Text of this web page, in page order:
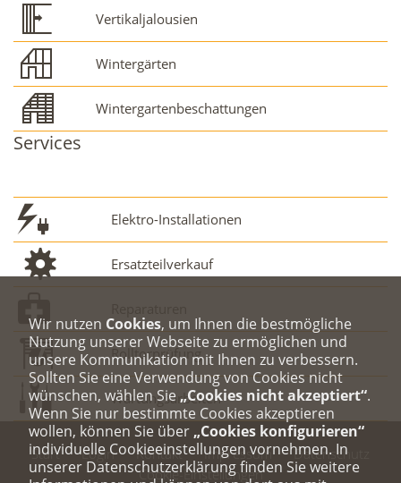
Vertikaljalousien
Wintergärten
Wintergartenbeschattungen
Services
Elektro-Installationen
Ersatzteilverkauf
Rolltorprüfung
Wartungsarbeiten
Start Login Kontakt Impressum
Datenschutz
Cookie-Einstellungen
Wir nutzen Cookies, um Ihnen die bestmögliche
Nutzung unserer Webseite zu ermöglichen und
unsere Kommunikation mit Ihnen zu verbessern.
Sollten Sie eine Verwendung von Cookies nicht
wünschen, wählen Sie „Cookies nicht akzeptiert“.
Wenn Sie nur bestimmte Cookies akzeptieren
wollen, können Sie über „Cookies konfigurieren“
individuelle Cookieeinstellungen vornehmen. In
unserer Datenschutzerklärung finden Sie weitere